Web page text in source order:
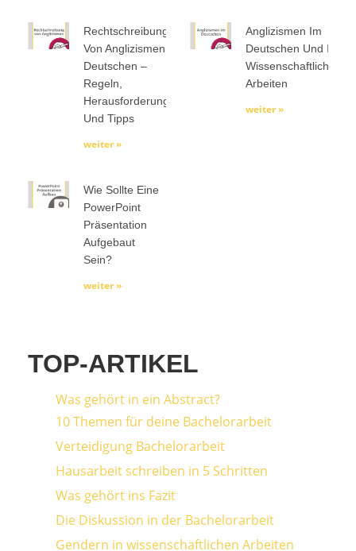
Rechtschreibung
Von Anglizismen Im
Deutschen –
Regeln,
Herausforderungen
Und Tipps
weiter »
Anglizismen Im
Deutschen Und In
Wissenschaftlichen
Arbeiten
weiter »
Wie Sollte Eine
PowerPoint
Präsentation
Aufgebaut
Sein?
weiter »
TOP-ARTIKEL
Was gehört in ein Abstract?
10 Themen für deine Bachelorarbeit
Verteidigung Bachelorarbeit
Hausarbeit schreiben in 5 Schritten
Was gehört ins Fazit
Die Diskussion in der Bachelorarbeit
Gendern in wissenschaftlichen Arbeiten